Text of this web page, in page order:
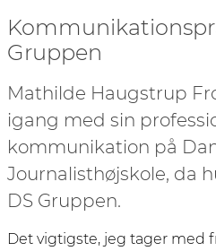
Gruppen
Mathilde Haugstrup
igang med sin
kommunikation på
Journalisthøjskole, da
DS Gruppen.
Det vigtigste, jeg tager med